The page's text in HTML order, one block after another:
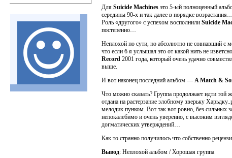
Для Suicide Machines это 5-ый полноценный
середины 90-х и так далее в порядке
Роль «другого» с успехом восполнили Suicide
постепенно…
Неплохой по сути, но абсолютно не совпавший с
что если б я услышал это от какой нить не
Record 2001 года, который очень удачно
выше.
И вот наконец последний альбом — A Match &
Что можно сказать? Группа продолжает идти той
отдана на растерзание злобному зверьку
мелодик пунком. Вот так вот ровно, без сильных
непокалебимо и очень уверенно, с высоким
догматических утверждений…
Как то странно получилось что собственно
Вывод: Неплохой альбом / Хорошая группа